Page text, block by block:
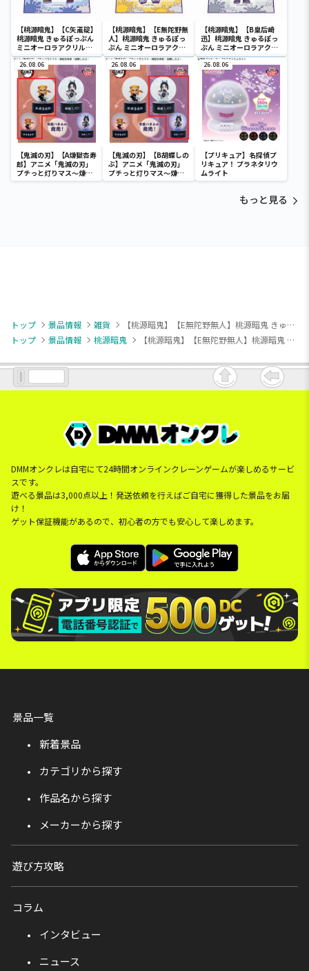
【桃源暗鬼】【C矢颪碇】
桃源暗鬼 きゅるぽっぷん
ミニオーロラアクリルジ
オラマ
【桃源暗鬼】【E無陀野無
人】桃源暗鬼 きゅるぽっ
ぷん ミニオーロラアクリ
ルジオラマ
【桃源暗鬼】【B皇后崎
迅】桃源暗鬼 きゅるぽっ
ぷん ミニオーロラアクリ
ルジオラマ
26.08.06
【鬼滅の刃】【A煉獄杏寿
郎】アニメ「鬼滅の刃」
プチっと灯りマス～煉獄
杏寿郎・胡蝶しのぶ～
26.08.06
【鬼滅の刃】【B胡蝶しの
ぶ】アニメ「鬼滅の刃」
プチっと灯りマス～煉獄
杏寿郎・胡蝶しのぶ～
26.08.06
【プリキュア】名探偵プ
リキュア！ プラネタリウ
ムライト
もっと見る
トップ 景品情報 雑貨
【桃源暗鬼】【E無陀野無人】桃源暗鬼 きゅるぽっぷん アクリル万年カレンダー
トップ
景品情報 桃源暗鬼 【桃源暗鬼】【E無陀野無人】桃源暗鬼 きゅるぽっぷん アクリル万年カレンダー
DMMオンクレは自宅にて24時間オンラインクレーンゲームが楽しめるサービ
スです。
遊べる景品は3,000点以上！発送依頼を行えばご自宅に獲得した景品をお届
け！
ゲット保証機能があるので、初心者の方でも安心して楽しめます。
景品一覧
新着景品
カテゴリから探す
作品名から探す
メーカーから探す
遊び方攻略
コラム
インタビュー
ニュース